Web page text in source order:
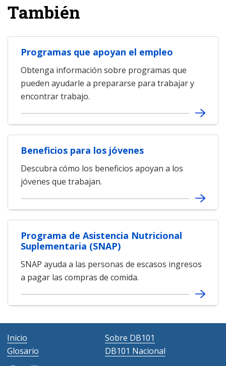
También
Programas que apoyan el empleo
Obtenga información sobre programas que
pueden ayudarle a prepararse para trabajar y
encontrar trabajo.
Beneficios para los jóvenes
Descubra cómo los beneficios apoyan a los
jóvenes que trabajan.
Programa de Asistencia Nutricional
Suplementaria (SNAP)
SNAP ayuda a las personas de escasos ingresos
a pagar las compras de comida.
Inicio
Sobre DB101
Glosario
DB101 Nacional